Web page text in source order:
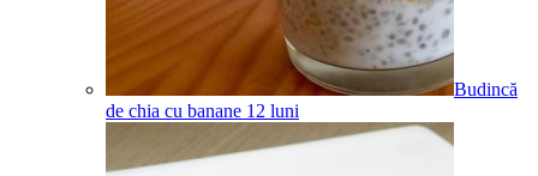
Budincă
de chia cu banane 12 luni